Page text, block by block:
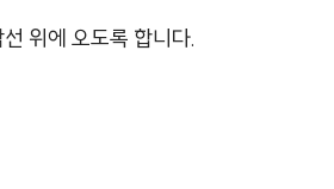
위에 오도록 합니다.